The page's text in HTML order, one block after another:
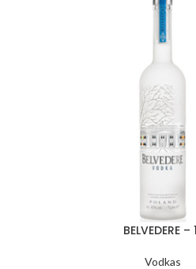
BELVEDERE –
Vodkas